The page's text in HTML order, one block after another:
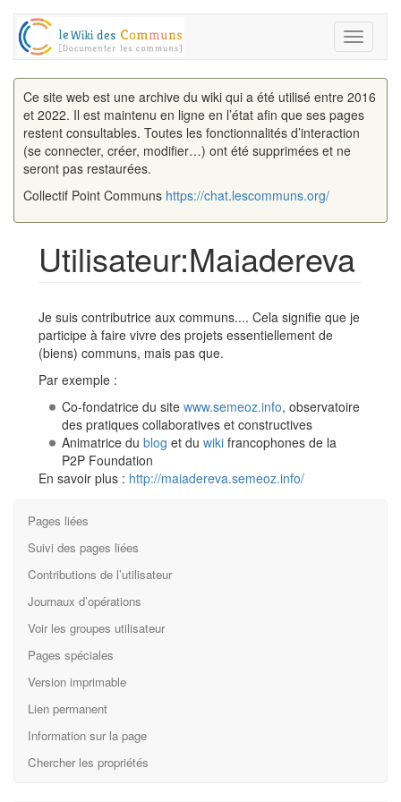
Toggle
Ce site web est une archive du wiki qui a été utilisé entre 2016
et 2022. Il est maintenu en ligne en l’état afin que ses pages
restent consultables. Toutes les fonctionnalités d’interaction
(se connecter, créer, modifier…) ont été supprimées et ne
seront pas restaurées.
Collectif Point Communs https://chat.lescommuns.org/
Utilisateur:Maiadereva
Je suis contributrice aux communs.... Cela signifie que je
participe à faire vivre des projets essentiellement de
(biens) communs, mais pas que.
Par exemple :
Co-fondatrice du site www.semeoz.info, observatoire
des pratiques collaboratives et constructives
Animatrice du blog et du wikifrancophones de la
P2P Foundation
En savoir plus : http://maiadereva.semeoz.info/
Pages liées
Suivi des pages liées
Contributions de l’utilisateur
Journaux d’opérations
Voir les groupes utilisateur
Pages spéciales
Version imprimable
Lien permanent
Information sur la page
Chercher les propriétés